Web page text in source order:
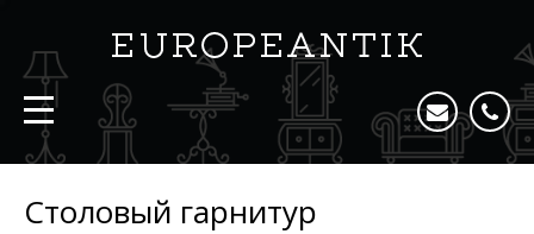
Столовый гарнитур